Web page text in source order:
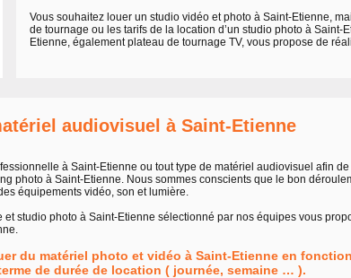
Vous souhaitez louer un studio vidéo et photo à Saint-Etienne,
de tournage ou les tarifs de la location d’un studio photo à
Etienne, également plateau de tournage TV, vous propose de
audiovisuel à Saint-Etienne
à Saint-Etienne ou tout type de matériel audiovisuel afin
photo à Saint-Etienne. Nous sommes conscients que le bon
équipements vidéo, son et lumière.
et studio photo à Saint-Etienne sélectionné par nos équipes vous
du matériel photo et vidéo à Saint-Etienne en
de durée de location ( journée, semaine … ).